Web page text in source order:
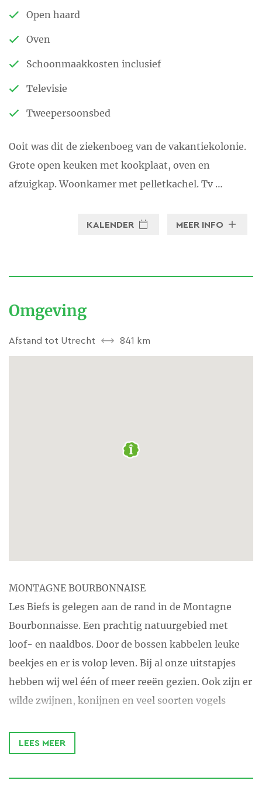
in het kleine buurtschap les
dorpsschool. De naam van onze
Biefs.
filmploeg teruggekomen voor
onze chambre d’hôtes Aire les
Stuur een e-mail
Open haard
Oven
Schoonmaakkosten inclusief
Televisie
Tweepersoonsbed
Ooit was dit de ziekenboeg van de vakantiekolonie.
Grote open keuken met kookplaat, oven en
afzuigkap. Woonkamer met pelletkachel. Tv …
KALENDER MEER INFO
Omgeving
Afstand tot Utrecht 841 km
MONTAGNE BOURBONNAISE
Les Biefs is gelegen aan de rand in de Montagne
Bourbonnaisse. Een prachtig natuurgebied met
loof- en naaldbos. Door de bossen kabbelen leuke
beekjes en er is volop leven. Bij al onze uitstapjes
hebben wij wel één of meer reeën gezien. Ook zijn er
wilde zwijnen, konijnen en veel soorten vogels
SKI
LEES MEER